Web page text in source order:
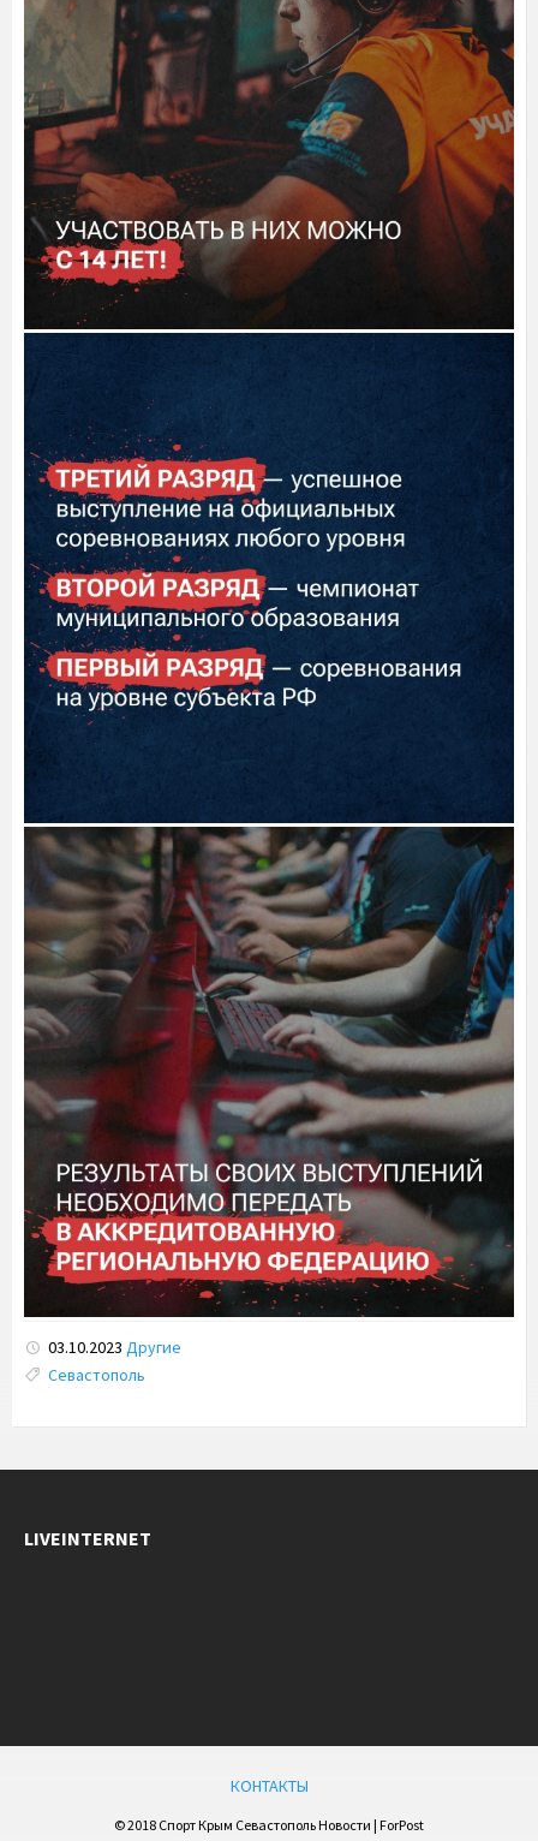
03.10.2023 Другие
Tags:
Севастополь
LIVEINTERNET
КОНТАКТЫ
© 2018 Спорт Крым Севастополь Новости | ForPost